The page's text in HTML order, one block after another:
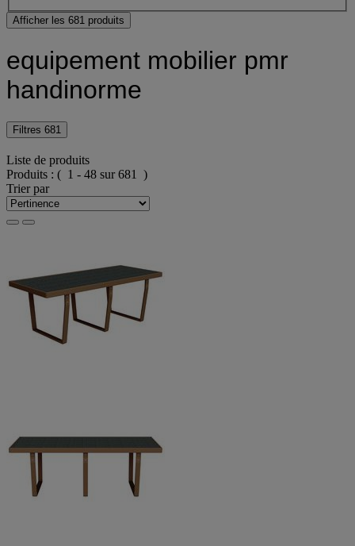
Afficher les 681 produits
equipement mobilier pmr
handinorme
Filtres 681
Liste de produits
Produits : ( 1 - 48 sur 681 )
Trier par